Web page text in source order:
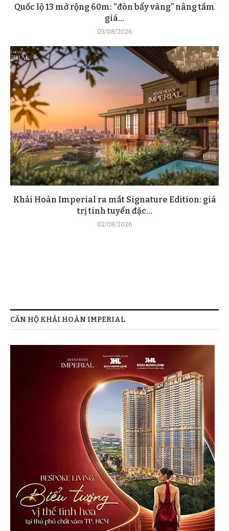
Quốc lộ 13 mở rộng 60m: “đòn bẩy vàng” nâng tầm
giá...
03/08/2026
Khải Hoàn Imperial ra mắt Signature Edition: giá
trị tinh tuyển đặc...
02/08/2026
CĂN HỘ KHẢI HOÀN IMPERIAL